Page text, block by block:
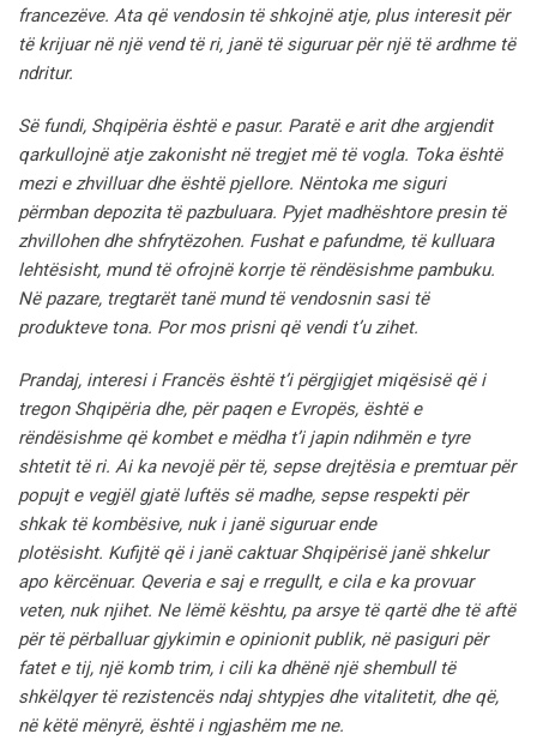
francezëve. Ata që vendosin të shkojnë atje, plus interesit për
të krijuar në një vend të ri, janë të siguruar për një të ardhme të
ndritur.
Së fundi, Shqipëria është e pasur. Paratë e arit dhe argjendit
qarkullojnë atje zakonisht në tregjet më të vogla. Toka është
mezi e zhvilluar dhe është pjellore. Nëntoka me siguri
përmban depozita të pazbuluara. Pyjet madhështore presin të
zhvillohen dhe shfrytëzohen. Fushat e pafundme, të kulluara
lehtësisht, mund të ofrojnë korrje të rëndësishme pambuku.
Në pazare, tregtarët tanë mund të vendosnin sasi të
produkteve tona. Por mos prisni që vendi t’u zihet.
Prandaj, interesi i Francës është t’i përgjigjet miqësisë që i
tregon Shqipëria dhe, për paqen e Evropës, është e
rëndësishme që kombet e mëdha t’i japin ndihmën e tyre
shtetit të ri. Ai ka nevojë për të, sepse drejtësia e premtuar për
popujt e vegjël gjatë luftës së madhe, sepse respekti për
shkak të kombësive, nuk i janë siguruar ende
plotësisht. Kufijtë që i janë caktuar Shqipërisë janë shkelur
apo kërcënuar. Qeveria e saj e rregullt, e cila e ka provuar
veten, nuk njihet. Ne lëmë kështu, pa arsye të qartë dhe të aftë
për të përballuar gjykimin e opinionit publik, në pasiguri për
fatet e tij, një komb trim, i cili ka dhënë një shembull të
shkëlqyer të rezistencës ndaj shtypjes dhe vitalitetit, dhe që,
në këtë mënyrë, është i ngjashëm me ne.